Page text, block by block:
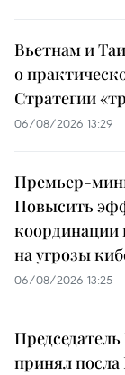
Вьетнам и
о
Стратегии
06/08/2026 13:29
Премьер-
Повысить
координации
на угрозы
06/08/2026 13:25
принял